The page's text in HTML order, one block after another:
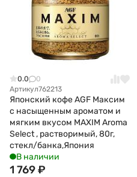
0.0
0
Артикул762213
Японский кофе AGF Максим
с насыщенным ароматом и
мягким вкусом MAXIM Aroma
Select , растворимый, 80г,
стекл/банка,Япония
В наличии
1 769₽